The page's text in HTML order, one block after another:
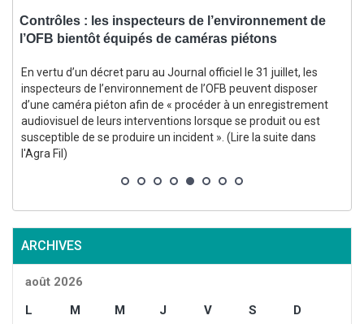
Contrôles : les inspecteurs de l’environnement de
l’OFB bientôt équipés de caméras piétons
En vertu d’un décret paru au Journal officiel le 31 juillet, les
inspecteurs de l’environnement de l’OFB peuvent disposer
d’une caméra piéton afin de « procéder à un enregistrement
audiovisuel de leurs interventions lorsque se produit ou est
susceptible de se produire un incident ». (Lire la suite dans
l'Agra Fil)
ARCHIVES
août 2026
L
M M J V S
D